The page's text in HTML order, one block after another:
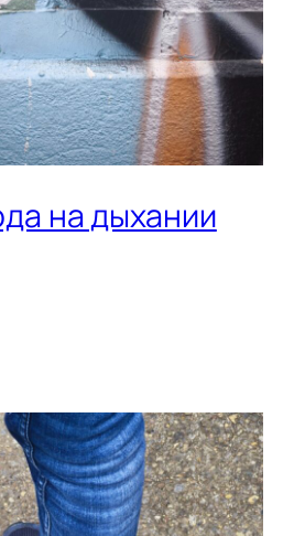
на дыхании